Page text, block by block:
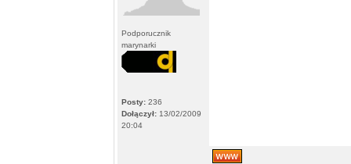
Podporucznik
marynarki
Posty: 236
Dołączył: 13/02/2009
20:04